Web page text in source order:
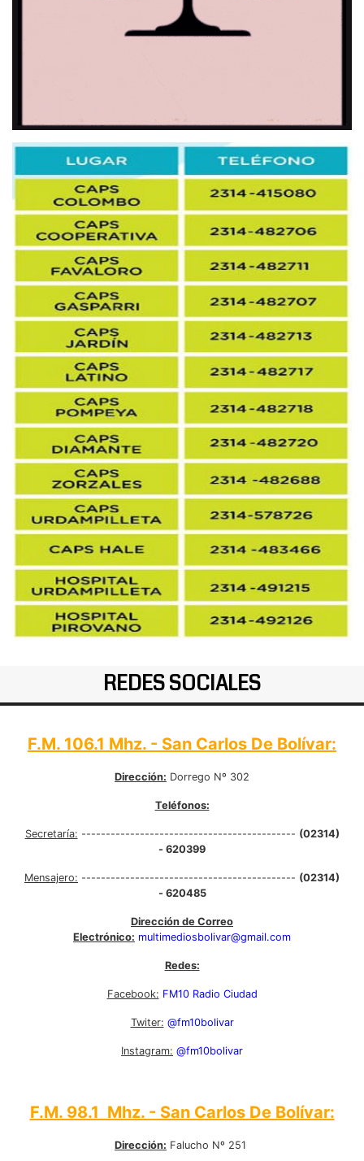
REDES SOCIALES
F.M. 106.1 Mhz. - San Carlos De Bolívar:
Dirección: Dorrego Nº 302
Teléfonos:
Secretaría: -------------------------------------------- (02314)
- 620399
Mensajero: -------------------------------------------- (02314)
- 620485
Dirección de Correo
Electrónico: multimediosbolivar@gmail.com
Redes:
Facebook: FM10 Radio Ciudad
Twiter: @fm10bolivar
Instagram: @fm10bolivar
F.M. 98.1 Mhz. - San Carlos De Bolívar:
Dirección: Falucho Nº 251